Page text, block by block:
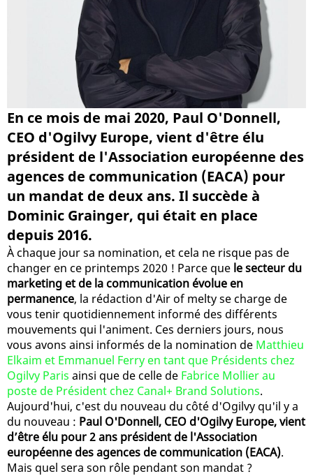
En ce mois de mai 2020, Paul O'Donnell,
CEO d'Ogilvy Europe, vient d'être élu
président de l'Association européenne des
agences de communication (EACA) pour
un mandat de deux ans. Il succède à
Dominic Grainger, qui était en place
depuis 2016.
À chaque jour sa nomination, et cela ne risque pas de
changer en ce printemps 2020 ! Parce que le secteur du
marketing et de la communication évolue en
permanence, la rédaction d'Air of melty se charge de
vous tenir quotidiennement informé des différents
mouvements qui l'animent. Ces derniers jours, nous
vous avons ainsi informés de la nomination de Matthieu
Elkaim et Emmanuel Ferry en tant que Présidents chez
Ogilvy Paris ainsi que de celle de Fabrice Mollier au
poste de Président chez Canal+ Brand Solutions.
Aujourd'hui, c'est du nouveau du côté d'Ogilvy qu'il y a
du nouveau : Paul O'Donnell, CEO d'Ogilvy Europe, vient
d’être élu pour 2 ans président de l'Association
européenne des agences de communication (EACA).
Mais quel sera son rôle pendant son mandat ?